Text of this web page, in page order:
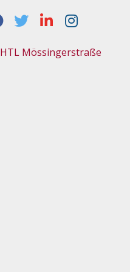
HTL Mössingerstraße